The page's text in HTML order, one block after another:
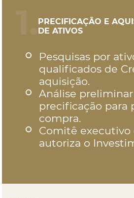
PRECIFICAÇÃO E
DE ATIVOS
Pesquisas por
qualificados de
aquisição.
Análise
precificação para
compra.
Comitê executivo
autoriza o